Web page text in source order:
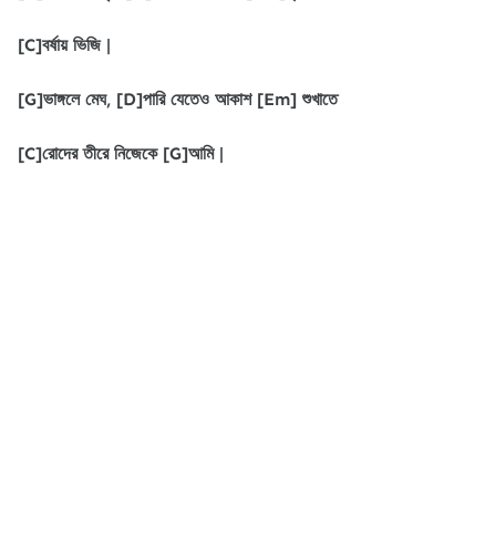
[C]বর্ষায় ভিজি |
[G]ভাঙ্গলে মেঘ, [D]পারি যেতেও আকাশ [Em] শুখাতে
[C]রোদের তীরে নিজেকে [G]আমি |